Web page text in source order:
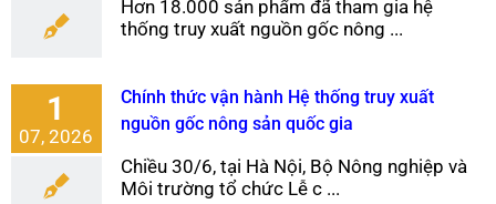
Hơn 18.000 sản phẩm đã tham gia hệ
thống truy xuất nguồn gốc nông ...
1
07, 2026
Chính thức vận hành Hệ thống truy xuất
nguồn gốc nông sản quốc gia
Chiều 30/6, tại Hà Nội, Bộ Nông nghiệp và
Môi trường tổ chức Lễ c ...